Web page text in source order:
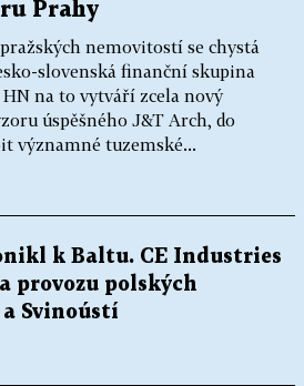
Prahy
nemovitostí se chystá
slovenská finanční skupina
na to vytváří zcela nový
úspěšného J&T Arch, do
významné tuzemské...
k Baltu. CE Industries
provozu polských
Svinoústí